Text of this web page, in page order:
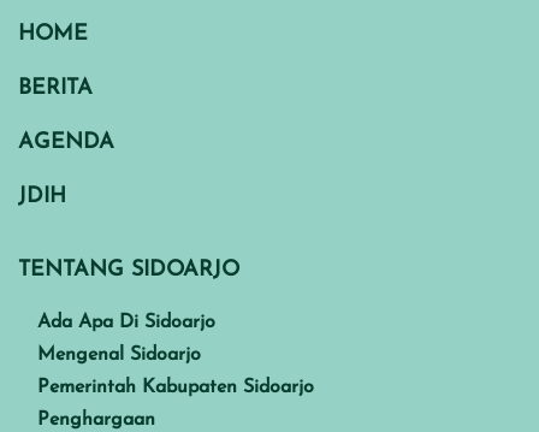
HOME
BERITA
AGENDA
JDIH
TENTANG SIDOARJO
Ada Apa Di Sidoarjo
Mengenal Sidoarjo
Pemerintah Kabupaten Sidoarjo
Penghargaan